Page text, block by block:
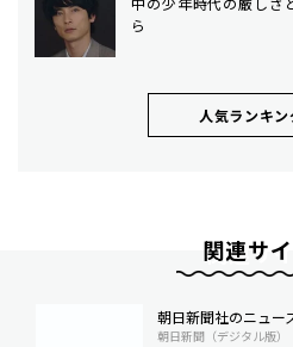
ら
人気ランキ
関連サ
朝日新聞社のニュー
朝日新聞（デジタル版）